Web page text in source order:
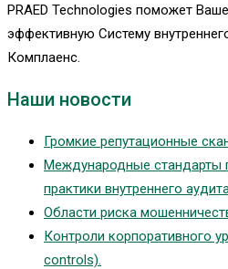
PRAED Technologies поможет
эффективную Систему
Комплаенс.
Наши новости
Громкие репутационные
Международные стандарты
практики внутреннего
Области риска
Контроли корпоративного
controls).